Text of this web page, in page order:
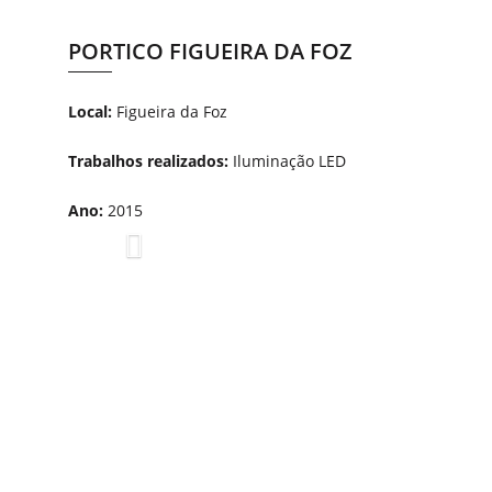
PORTICO FIGUEIRA DA FOZ
Local: Figueira da Foz
Trabalhos realizados: Iluminação LED
Ano: 2015
Previous